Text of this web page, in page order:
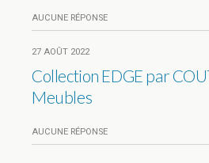
AUCUNE RÉPONSE
27 AOÛT 2022
Collection EDGE par
Meubles
AUCUNE RÉPONSE